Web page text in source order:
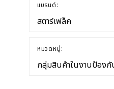
แบรนด์:
สตาร์เฟล็ค
หมวดหมู่:
กลุ่มสินค้าในงานป้องกั